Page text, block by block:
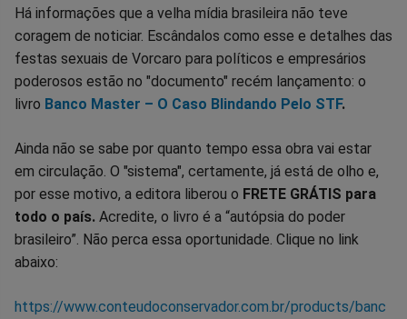
Há informações que a velha mídia brasileira não teve
coragem de noticiar. Escândalos como esse e detalhes das
festas sexuais de Vorcaro para políticos e empresários
poderosos estão no "documento" recém lançamento: o
livro Banco Master – O Caso Blindando Pelo STF.
Ainda não se sabe por quanto tempo essa obra vai estar
em circulação. O "sistema", certamente, já está de olho e,
por esse motivo, a editora liberou o FRETE GRÁTIS para
todo o país. Acredite, o livro é a “autópsia do poder
brasileiro”. Não perca essa oportunidade. Clique no link
abaixo:
https://www.conteudoconservador.com.br/products/banc